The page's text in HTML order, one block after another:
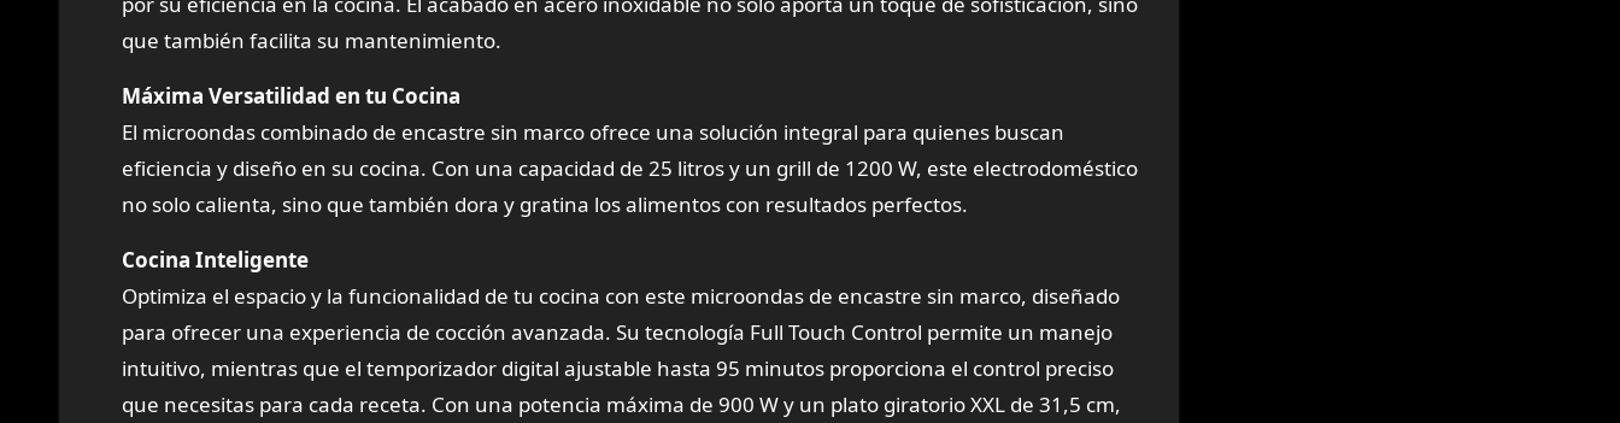
que también facilita su mantenimiento.
Máxima Versatilidad en tu Cocina
El microondas combinado de encastre sin marco ofrece una solución integral para quienes buscan
eficiencia y diseño en su cocina. Con una capacidad de 25 litros y un grill de 1200 W, este electrodoméstico
no solo calienta, sino que también dora y gratina los alimentos con resultados perfectos.
Cocina Inteligente
Optimiza el espacio y la funcionalidad de tu cocina con este microondas de encastre sin marco, diseñado
para ofrecer una experiencia de cocción avanzada. Su tecnología Full Touch Control permite un manejo
intuitivo, mientras que el temporizador digital ajustable hasta 95 minutos proporciona el control preciso
que necesitas para cada receta. Con una potencia máxima de 900 W y un plato giratorio XXL de 31,5 cm,